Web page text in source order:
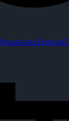
Français